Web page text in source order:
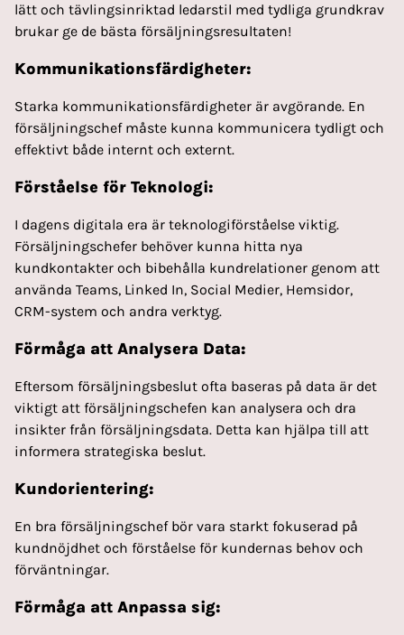
lätt och tävlingsinriktad ledarstil med tydliga grundkrav
brukar ge de bästa försäljningsresultaten!
Kommunikationsfärdigheter:
Starka kommunikationsfärdigheter är avgörande. En
försäljningschef måste kunna kommunicera tydligt och
effektivt både internt och externt.
Förståelse för Teknologi:
I dagens digitala era är teknologiförståelse viktig.
Försäljningschefer behöver kunna hitta nya
kundkontakter och bibehålla kundrelationer genom att
använda Teams, Linked In, Social Medier, Hemsidor,
CRM-system och andra verktyg.
Förmåga att Analysera Data:
Eftersom försäljningsbeslut ofta baseras på data är det
viktigt att försäljningschefen kan analysera och dra
insikter från försäljningsdata. Detta kan hjälpa till att
informera strategiska beslut.
Kundorientering:
En bra försäljningschef bör vara starkt fokuserad på
kundnöjdhet och förståelse för kundernas behov och
förväntningar.
Förmåga att Anpassa sig: